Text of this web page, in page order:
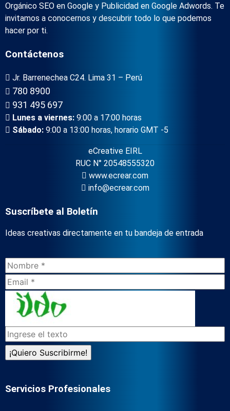
Orgánico SEO en Google y Publicidad en Google Adwords. Te
invitamos a conocernos y descubrir todo lo que podemos
hacer por ti.
Contáctenos
Jr. Barrenechea C24. Lima 31 – Perú
780 8900
931 495 697
Lunes a viernes: 9:00 a 17:00 horas
Sábado: 9:00 a 13:00 horas, horario GMT -5
eCreative EIRL
RUC N° 20548555320
www.ecrear.com
info@ecrear.com
Suscríbete al Boletín
Ideas creativas directamente en tu bandeja de entrada
Servicios Profesionales